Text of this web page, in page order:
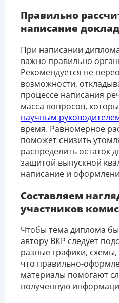
Правильно
написание
При написании
важно правильно
Рекомендуется не
возможности,
процессе написания
масса вопросов,
научным
время. Равномерное
поможет снизить
распределить остаток
защитой выпускной
написание и
Составляем
участников
Чтобы тема диплома
автору ВКР следует
разные графики,
что правильно-
материалы помогают
полученную